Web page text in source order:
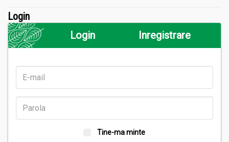
Login
Login
Inregistrare
Tine-ma minte